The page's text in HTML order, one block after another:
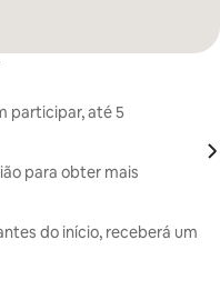
participar, até 5
para obter mais
do início, receberá um